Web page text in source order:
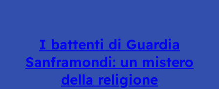
I battenti di Guardia
Sanframondi: un mistero
della religione